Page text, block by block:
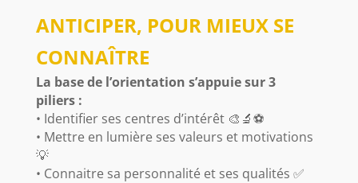
ANTICIPER, POUR MIEUX SE
CONNAÎTRE
La base de l’orientation s’appuie sur 3
piliers :
• Identifier ses centres d’intérêt 🎨🔬⚽
• Mettre en lumière ses valeurs et motivations
💡
• Connaitre sa personnalité et ses qualités ✅